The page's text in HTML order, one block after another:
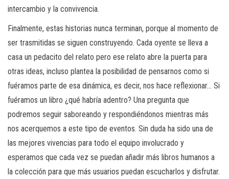
intercambio y la convivencia.
Finalmente, estas historias nunca terminan, porque al momento de
ser trasmitidas se siguen construyendo. Cada oyente se lleva a
casa un pedacito del relato pero ese relato abre la puerta para
otras ideas, incluso plantea la posibilidad de pensarnos como si
fuéramos parte de esa dinámica, es decir, nos hace reflexionar… Si
fuéramos un libro ¿qué habría adentro? Una pregunta que
podremos seguir saboreando y respondiéndonos mientras más
nos acerquemos a este tipo de eventos. Sin duda ha sido una de
las mejores vivencias para todo el equipo involucrado y
esperamos que cada vez se puedan añadir más libros humanos a
la colección para que más usuarios puedan escucharlos y disfrutar.